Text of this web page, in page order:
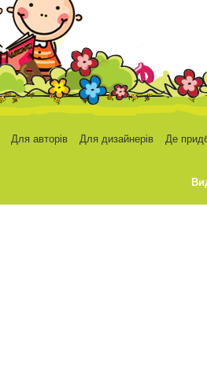
Для авторів Для дизайнерів Де